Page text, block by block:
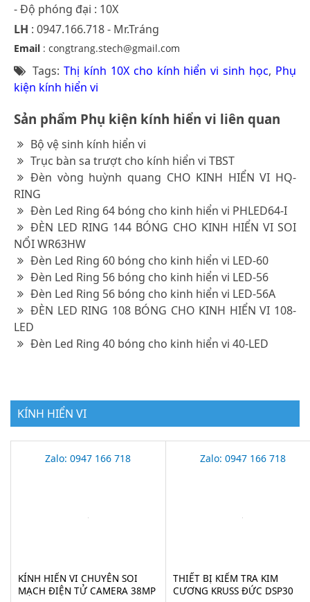
- Độ phóng đại : 10X
LH : 0947.166.718 - Mr.Tráng
Email : congtrang.stech@gmail.com
Tags: Thị kính 10X cho kính hiển vi sinh học, Phụ
kiện kính hiển vi
Sản phẩm Phụ kiện kính hiển vi liên quan
Bộ vệ sinh kính hiển vi
Trục bàn sa trượt cho kính hiển vi TBST
Đèn vòng huỳnh quang CHO KINH HIỂN VI HQ-
RING
Đèn Led Ring 64 bóng cho kinh hiển vi PHLED64-I
ĐÈN LED RING 144 BÓNG CHO KINH HIỂN VI SOI
NỔI WR63HW
Đèn Led Ring 60 bóng cho kinh hiển vi LED-60
Đèn Led Ring 56 bóng cho kinh hiển vi LED-56
Đèn Led Ring 56 bóng cho kinh hiển vi LED-56A
ĐÈN LED RING 108 BÓNG CHO KINH HIỂN VI 108-
LED
Đèn Led Ring 40 bóng cho kinh hiển vi 40-LED
KÍNH HIỂN VI
Zalo: 0947 166 718
KÍNH HIỂN VI CHUYÊN SOI
MẠCH ĐIỆN TỬ CAMERA 38MP
Zalo: 0947 166 718
THIẾT BỊ KIỂM TRA KIM
CƯƠNG KRUSS ĐỨC DSP30